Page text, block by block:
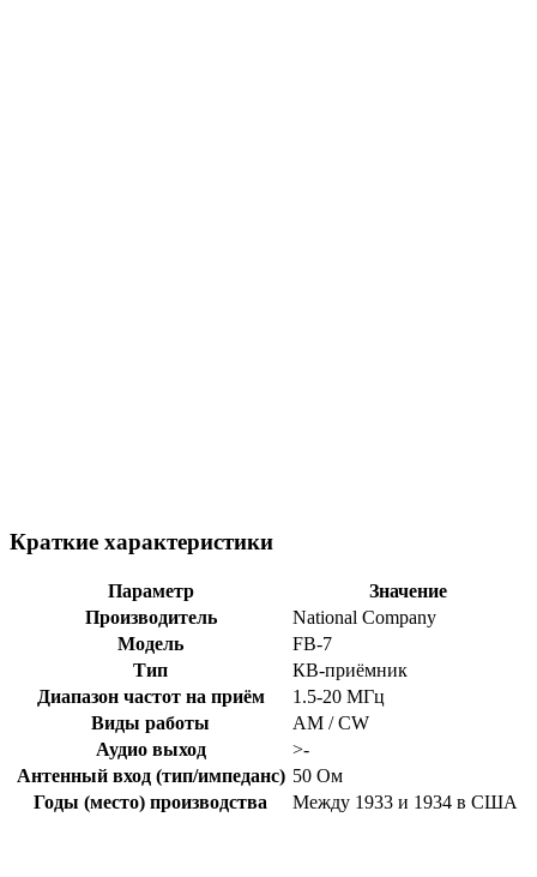
Краткие характеристики
Параметр
Значение
Производитель
National Company
Модель
FB-7
Тип
КВ-приёмник
Диапазон частот на приём
1.5-20 МГц
Виды работы
AM / CW
Аудио выход
>-
Антенный вход (тип/импеданс) 50 Ом
Годы (место) производства
Между 1933 и 1934 в США